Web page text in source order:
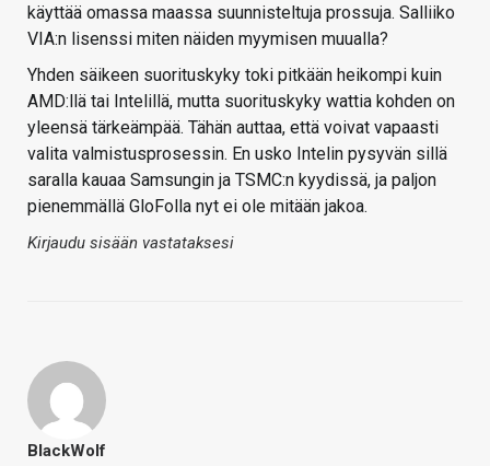
käyttää omassa maassa suunnisteltuja prossuja. Salliiko
VIA:n lisenssi miten näiden myymisen muualla?
Yhden säikeen suorituskyky toki pitkään heikompi kuin
AMD:llä tai Intelillä, mutta suorituskyky wattia kohden on
yleensä tärkeämpää. Tähän auttaa, että voivat vapaasti
valita valmistusprosessin. En usko Intelin pysyvän sillä
saralla kauaa Samsungin ja TSMC:n kyydissä, ja paljon
pienemmällä GloFolla nyt ei ole mitään jakoa.
Kirjaudu sisään vastataksesi
BlackWolf